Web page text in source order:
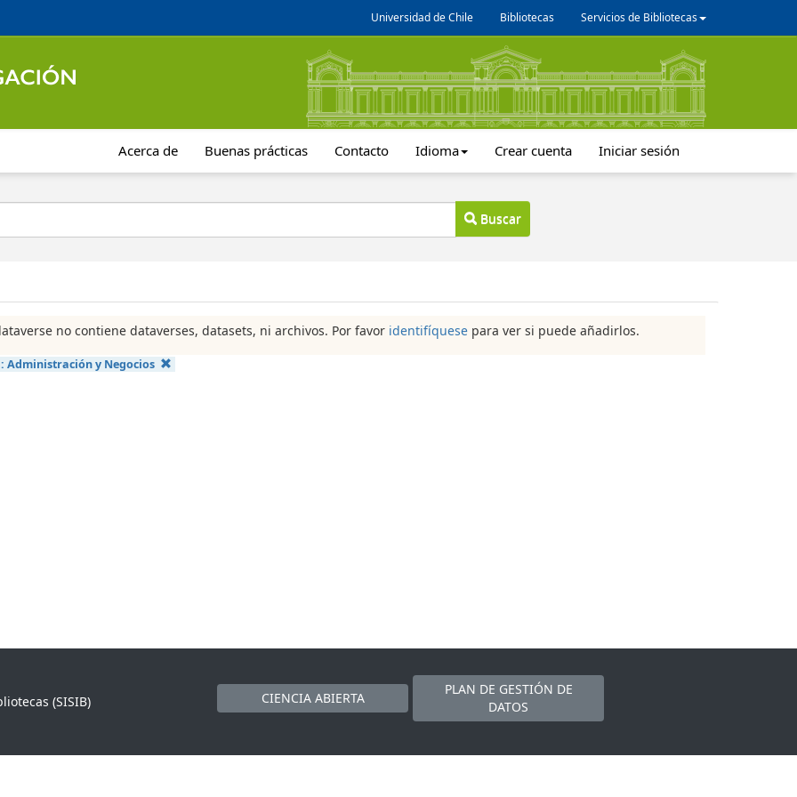
Universidad de Chile Bibliotecas Servicios de Bibliotecas
Acerca de Buenas prácticas Contacto Idioma Crear cuenta Iniciar sesión
Buscar
no contiene dataverses, datasets, ni archivos. Por favor identifíquese para ver si puede añadirlos.
Administración y Negocios
(SISIB)
CIENCIA ABIERTA
PLAN DE GESTIÓN DE
DATOS